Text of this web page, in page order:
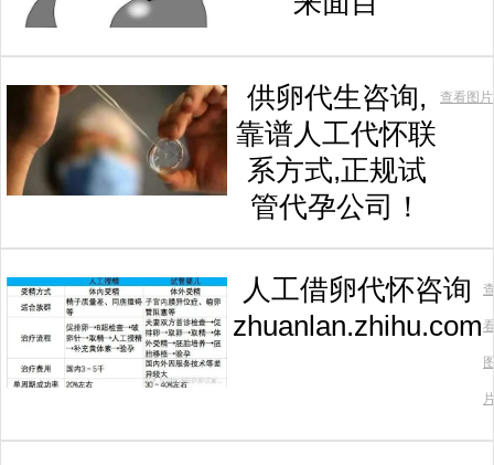
供卵代生咨询,
靠谱人工代怀联
系方式,正规试
管代孕公司！
查看图片
人工借卵代怀咨询
zhuanlan.zhihu.com